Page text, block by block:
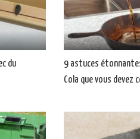
du
9 astuces
Cola que vous devez